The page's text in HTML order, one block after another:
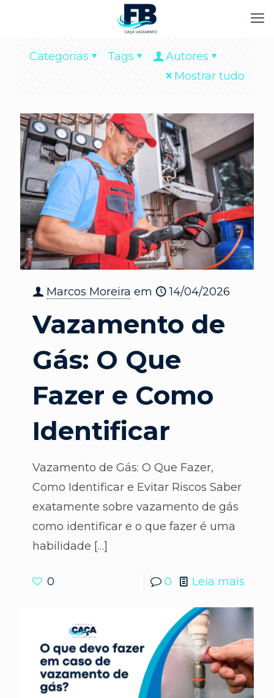
Categorias Tags
Autores
Mostrar tudo
Marcos Moreira em 14/04/2026
Vazamento de
Gás: O Que
Fazer e Como
Identificar
Vazamento de Gás: O Que Fazer,
Como Identificar e Evitar Riscos Saber
exatamente sobre vazamento de gás
como identificar e o que fazer é uma
habilidade […]
0 0 Leia mais